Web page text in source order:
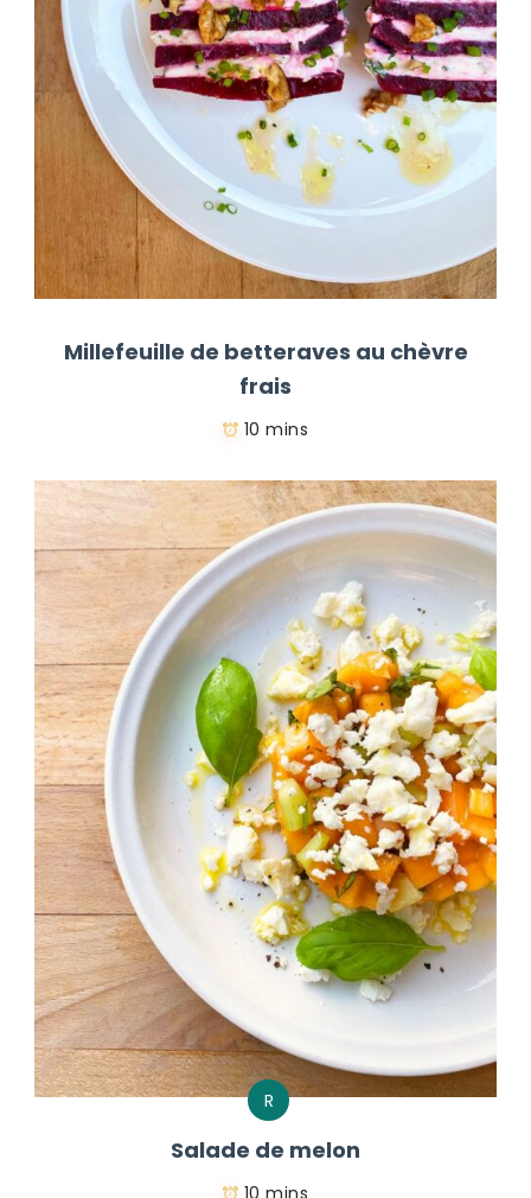
Millefeuille de betteraves au chèvre
frais
10 mins
R
Salade de melon